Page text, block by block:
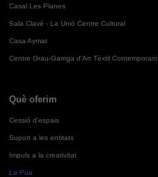
Casal Les Planes
Sala Clavé - La Unió Centre Cultural
Casa Aymat
Centre Grau-Garriga d'Art Tèxtil Contemporani
Què oferim
Cessió d'espais
Suport a les entitats
Impuls a la creativitat
La Pua